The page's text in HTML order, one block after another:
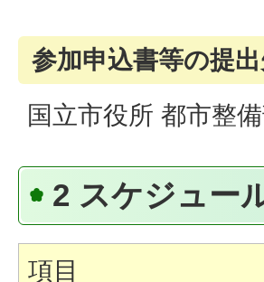
参加申込書等の提
国立市役所 都市整
2 スケジュー
項目